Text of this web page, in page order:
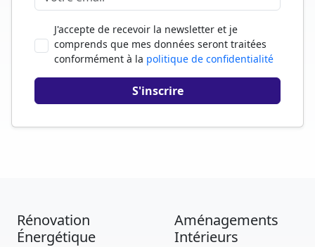
J'accepte de recevoir la newsletter et je
comprends que mes données seront traitées
conformément à la politique de confidentialité
Rénovation
Énergétique
Aménagements
Intérieurs